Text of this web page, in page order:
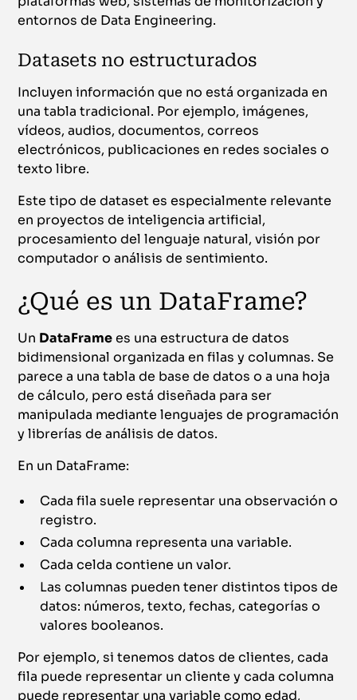
entornos de Data Engineering.
Datasets no estructurados
Incluyen información que no está organizada en
una tabla tradicional. Por ejemplo, imágenes,
vídeos, audios, documentos, correos
electrónicos, publicaciones en redes sociales o
texto libre.
Este tipo de dataset es especialmente relevante
en proyectos de inteligencia artificial,
procesamiento del lenguaje natural, visión por
computador o análisis de sentimiento.
¿Qué es un DataFrame?
Un DataFramees una estructura de datos
bidimensional organizada en filas y columnas. Se
parece a una tabla de base de datos o a una hoja
de cálculo, pero está diseñada para ser
manipulada mediante lenguajes de programación
y librerías de análisis de datos.
En un DataFrame:
Cada fila suele representar una observación o
registro.
Cada columna representa una variable.
Cada celda contiene un valor.
Las columnas pueden tener distintos tipos de
datos: números, texto, fechas, categorías o
valores booleanos.
Por ejemplo, si tenemos datos de clientes, cada
fila puede representar un cliente y cada columna
puede representar una variable como edad,